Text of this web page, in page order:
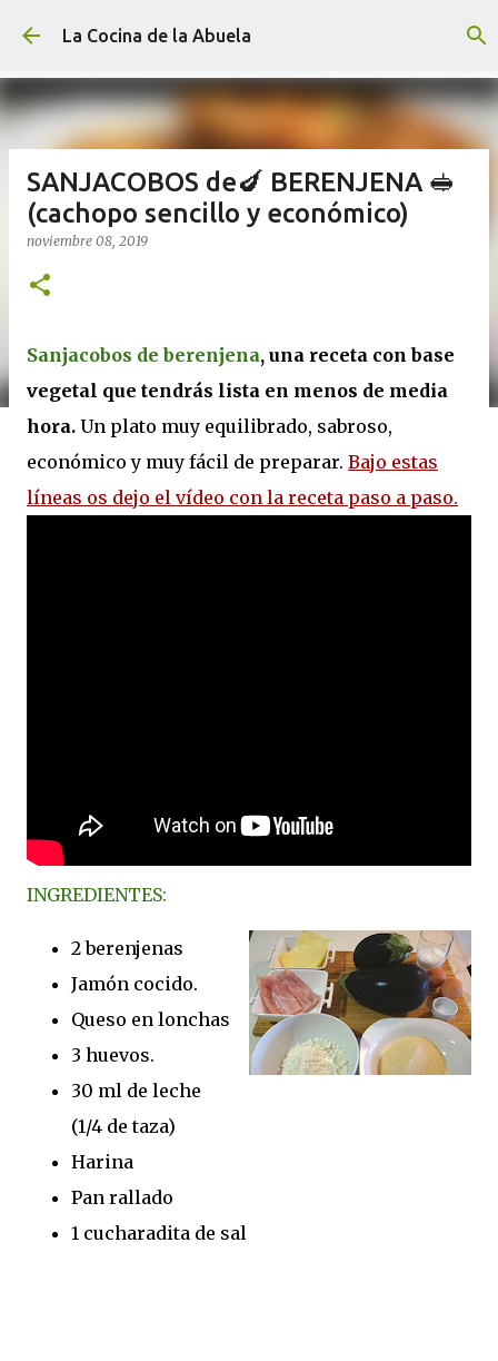
Ir al contenido principal
La Cocina de la Abuela
SANJACOBOS de🍆 BERENJENA 🥪
(cachopo sencillo y económico)
noviembre 08, 2019
Sanjacobos de berenjena, una receta con base
vegetal que tendrás lista en menos de media
hora. Un plato muy equilibrado, sabroso,
económico y muy fácil de preparar. Bajo estas
líneas os dejo el vídeo con la receta paso a paso.
INGREDIENTES:
2 berenjenas
Jamón cocido.
Queso en lonchas
3 huevos.
30 ml de leche
(1/4 de taza)
Harina
Pan rallado
1 cucharadita de sal